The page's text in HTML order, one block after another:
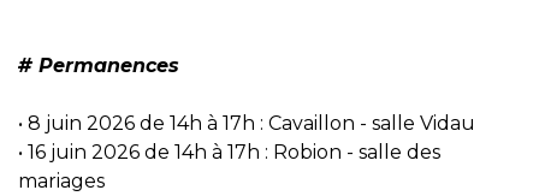
# Permanences
• 8 juin 2026 de 14h à 17h : Cavaillon - salle Vidau
• 16 juin 2026 de 14h à 17h : Robion - salle des
mariages